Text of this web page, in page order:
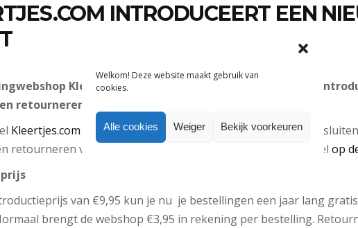
Welkom! Deze website maakt gebruik van
cookies.
Alle cookies Weiger Bekijk voorkeuren
INTRODUCEERT EEN
Kleertjes.com heeft een jaarabonnement
retourneren van online bestellingen.
Kleertjes.com kunnen consumenten een jaarabonnement
retourneren van online bestellingen. Dit maakt de webwinkel op
van €9,95 kun je nu je bestellingen een jaar lang
brengt de webshop €3,95 in rekening per bestelling.